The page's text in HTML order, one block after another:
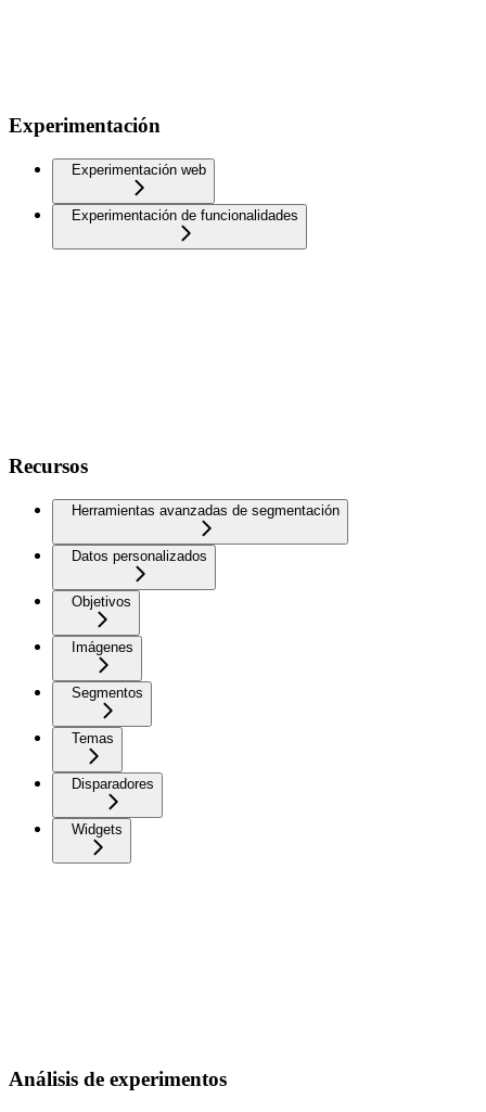
Experimentación
Experimentación web
Experimentación de funcionalidades
Recursos
Herramientas avanzadas de segmentación
Datos personalizados
Objetivos
Imágenes
Segmentos
Temas
Disparadores
Widgets
Análisis de experimentos